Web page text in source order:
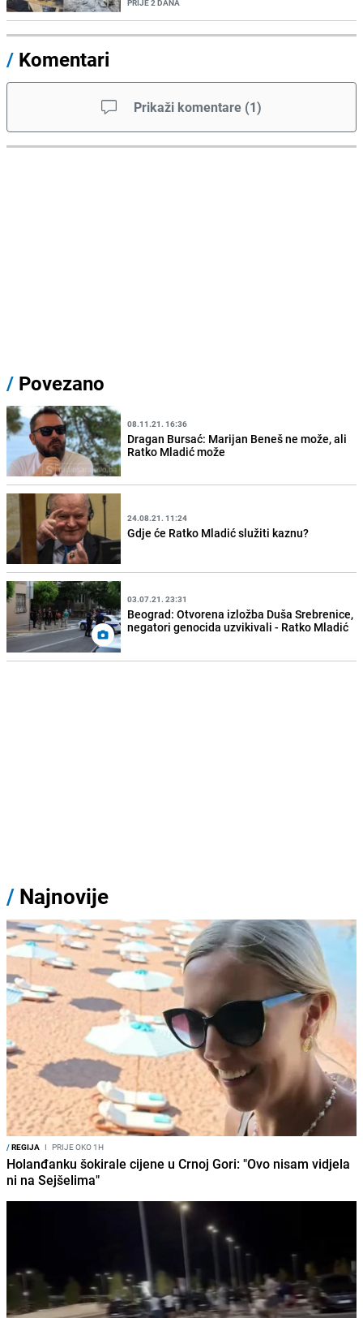
PRIJE 2 DANA
/ Komentari
Prikaži komentare (1)
/ Povezano
08.11.21. 16:36
Dragan Bursać: Marijan Beneš ne može, ali
Ratko Mladić može
24.08.21. 11:24
Gdje će Ratko Mladić služiti kaznu?
03.07.21. 23:31
Beograd: Otvorena izložba Duša Srebrenice,
negatori genocida uzvikivali - Ratko Mladić
/ Najnovije
/REGIJA I PRIJE OKO 1H
Holanđanku šokirale cijene u Crnoj Gori: "Ovo nisam vidjela
ni na Sejšelima"